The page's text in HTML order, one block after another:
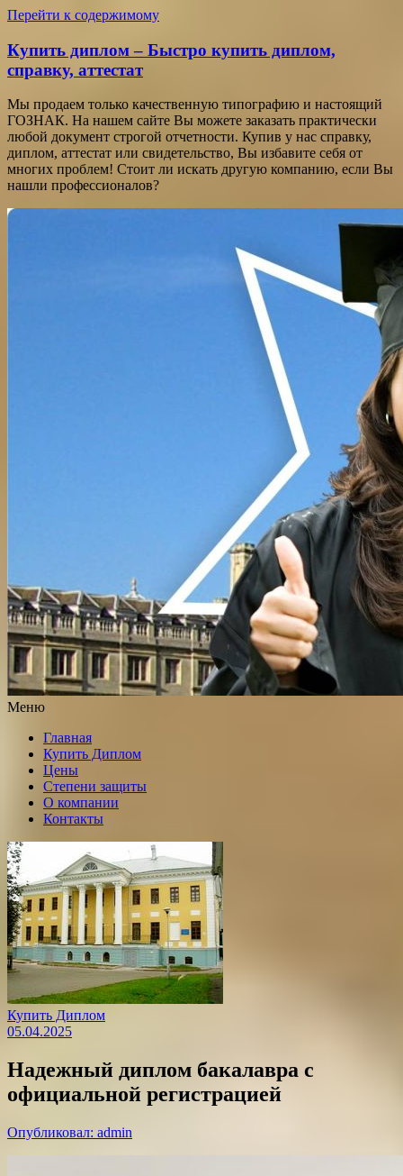
Перейти к содержимому
Купить диплом – Быстро купить диплом,
справку, аттестат
Мы продаем только качественную типографию и настоящий
ГОЗНАК. На нашем сайте Вы можете заказать практически
любой документ строгой отчетности. Купив у нас справку,
диплом, аттестат или свидетельство, Вы избавите себя от
многих проблем! Стоит ли искать другую компанию, если Вы
нашли профессионалов?
Меню
Главная
Купить Диплом
Цены
Степени защиты
О компании
Контакты
Купить Диплом
05.04.2025
Надежный диплом бакалавра с
официальной регистрацией
Опубликовал: admin